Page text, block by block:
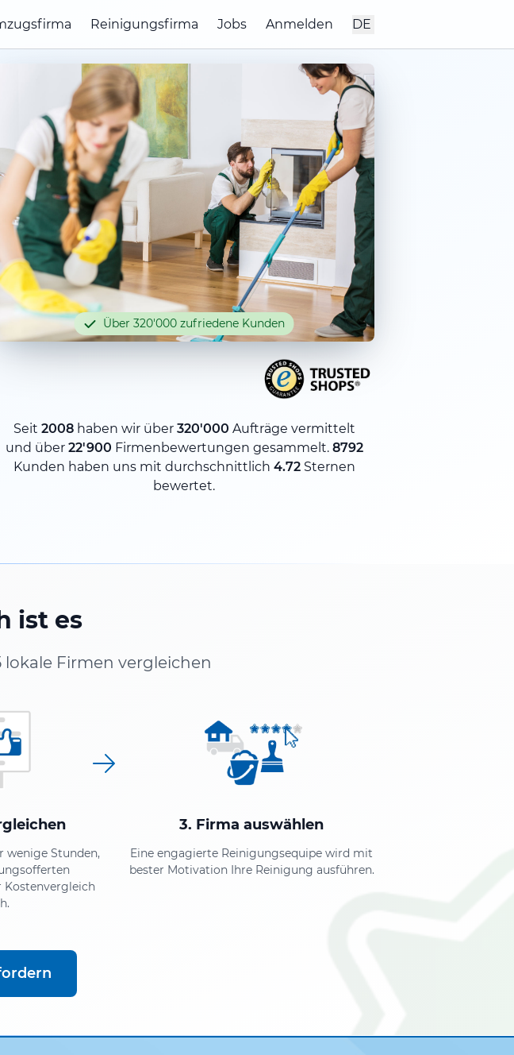
Reinigungsfirma Jobs Anmelden DE
Über 320'000 zufriedene Kunden
Seit 2008haben wir über 320'000 Aufträge vermittelt
und über 22'900 Firmenbewertungen gesammelt. 8792
Kunden haben uns mit durchschnittlich 4.72Sternen
bewertet.
ist es
lokale Firmen vergleichen
wenige Stunden,
Kostenvergleich
3. Firma auswählen
Eine engagierte Reinigungsequipe wird mit
bester Motivation Ihre Reinigung ausführen.